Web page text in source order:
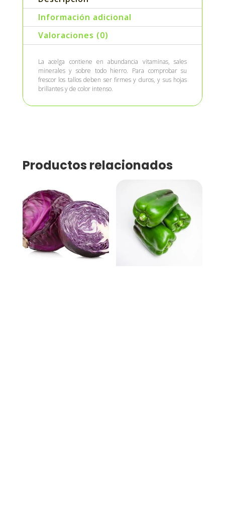
Información adicional
Valoraciones (0)
La acelga contiene en abundancia vitaminas, sales
minerales y sobre todo hierro. Para comprobar su
frescor los tallos deben ser firmes y duros, y sus hojas
brillantes y de color intenso.
Productos relacionados